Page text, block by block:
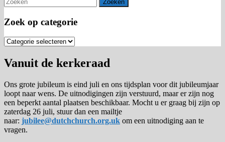
Zoek op categorie
Zoek
categorie
Vanuit de kerkeraad
Ons grote jubileum is eind juli en ons tijdsplan voor dit jubileumjaar
loopt naar wens. De uitnodigingen zijn verstuurd, maar er zijn nog
een beperkt aantal plaatsen beschikbaar. Mocht u er graag bij zijn op
zaterdag 26 juli, stuur dan een mailtje
naar: jubilee@dutchchurch.org.uk om een uitnodiging aan te
vragen.